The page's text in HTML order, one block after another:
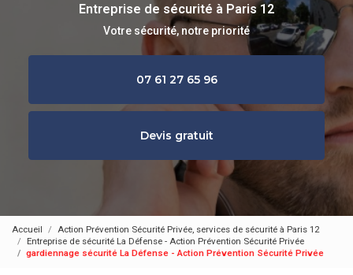
Entreprise de sécurité à Paris 12
Votre sécurité, notre priorité
07 61 27 65 96
Devis gratuit
Accueil
Action Prévention Sécurité Privée, services de sécurité à Paris 12
Entreprise de sécurité La Défense - Action Prévention Sécurité Privée
gardiennage sécurité La Défense - Action Prévention Sécurité Privée